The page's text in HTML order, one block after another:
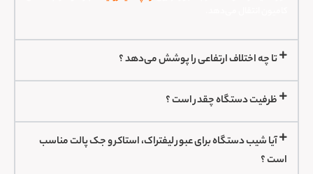
تا چه اختلاف ارتفاعی را پوشش می‌دهد ؟
ظرفیت دستگاه چقدر است ؟
آیا شیب دستگاه برای عبور لیفتراک، استاکر و جک پالت مناسب
است ؟